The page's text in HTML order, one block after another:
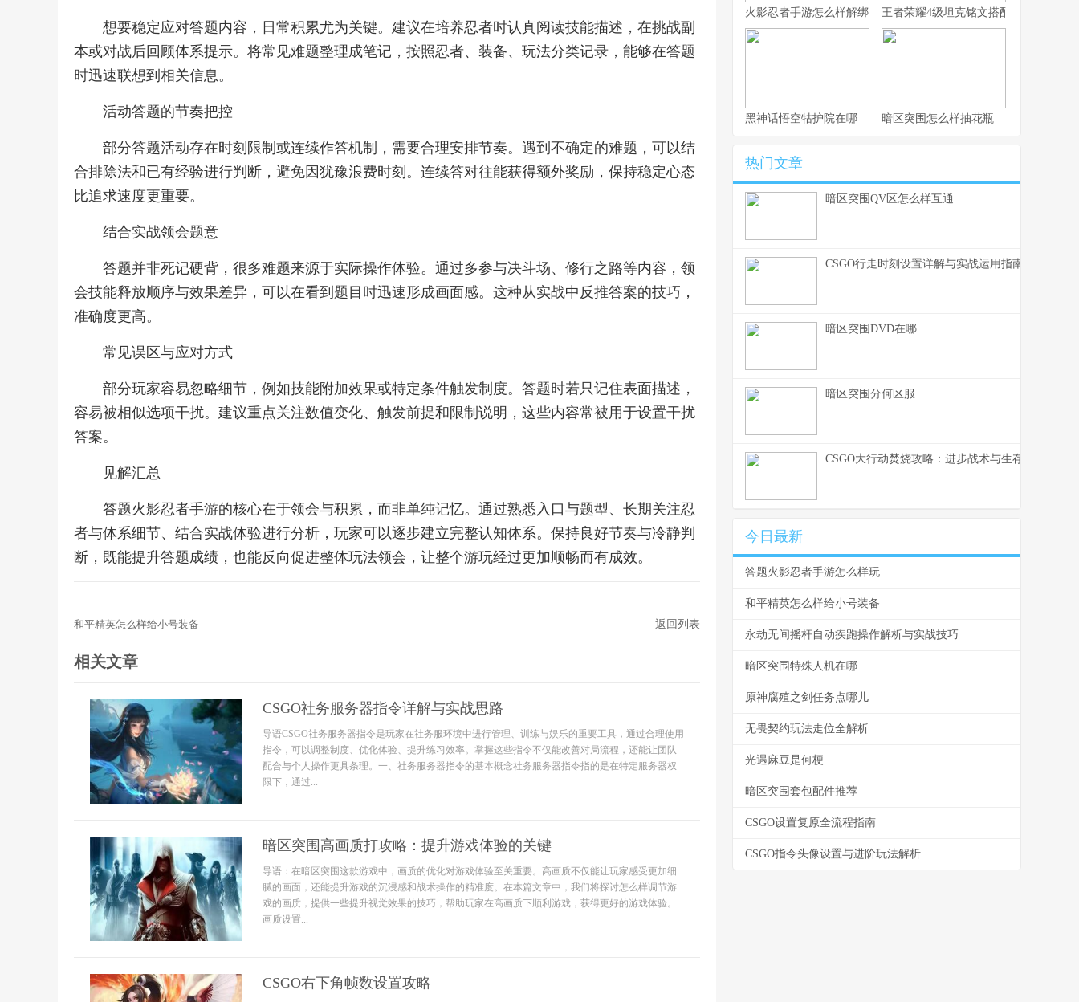
想要稳定应对答题内容，日常积累尤为关键。建议在培养忍者时认真阅读技能描述，在挑战副
本或对战后回顾体系提示。将常见难题整理成笔记，按照忍者、装备、玩法分类记录，能够在答题
时迅速联想到相关信息。
活动答题的节奏把控
部分答题活动存在时刻限制或连续作答机制，需要合理安排节奏。遇到不确定的难题，可以结
合排除法和已有经验进行判断，避免因犹豫浪费时刻。连续答对往能获得额外奖励，保持稳定心态
比追求速度更重要。
结合实战领会题意
答题并非死记硬背，很多难题来源于实际操作体验。通过多参与决斗场、修行之路等内容，领
会技能释放顺序与效果差异，可以在看到题目时迅速形成画面感。这种从实战中反推答案的技巧，
准确度更高。
常见误区与应对方式
部分玩家容易忽略细节，例如技能附加效果或特定条件触发制度。答题时若只记住表面描述，
容易被相似选项干扰。建议重点关注数值变化、触发前提和限制说明，这些内容常被用于设置干扰
答案。
见解汇总
答题火影忍者手游的核心在于领会与积累，而非单纯记忆。通过熟悉入口与题型、长期关注忍
者与体系细节、结合实战体验进行分析，玩家可以逐步建立完整认知体系。保持良好节奏与冷静判
断，既能提升答题成绩，也能反向促进整体玩法领会，让整个游玩经过更加顺畅而有成效。
和平精英怎么样给小号装备 返回列表
相关文章
CSGO社务服务器指令详解与实战思路
导语CSGO社务服务器指令是玩家在社务服环境中进行管理、训练与娱乐的重要工具，通过合理使用
指令，可以调整制度、优化体验、提升练习效率。掌握这些指令不仅能改善对局流程，还能让团队
配合与个人操作更具条理。一、社务服务器指令的基本概念社务服务器指令指的是在特定服务器权
限下，通过...
暗区突围高画质打攻略：提升游戏体验的关键
导语：在暗区突围这款游戏中，画质的优化对游戏体验至关重要。高画质不仅能让玩家感受更加细
腻的画面，还能提升游戏的沉浸感和战术操作的精准度。在本篇文章中，我们将探讨怎么样调节游
戏的画质，提供一些提升视觉效果的技巧，帮助玩家在高画质下顺利游戏，获得更好的游戏体验。
画质设置...
CSGO右下角帧数设置攻略
火影忍者手游怎么样解绑 王者荣耀4级坦克铭文搭配与实战思路
黑神话悟空牯护院在哪 暗区突围怎么样抽花瓶
热门文章
暗区突围QV区怎么样互通
CSGO行走时刻设置详解与实战运用指南
暗区突围DVD在哪
暗区突围分何区服
CSGO大行动焚烧攻略：进步战术与生存能力的技巧
今日最新
答题火影忍者手游怎么样玩
和平精英怎么样给小号装备
永劫无间摇杆自动疾跑操作解析与实战技巧
暗区突围特殊人机在哪
原神腐殖之剑任务点哪儿
无畏契约玩法走位全解析
光遇麻豆是何梗
暗区突围套包配件推荐
CSGO设置复原全流程指南
CSGO指令头像设置与进阶玩法解析